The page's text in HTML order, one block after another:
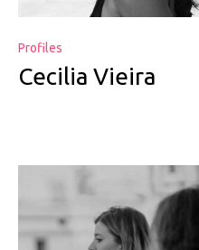
Profiles
Cecilia Vieira